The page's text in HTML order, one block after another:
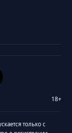
18+
только с